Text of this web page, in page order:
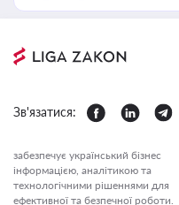
Зв'язатися:
забезпечує український бізнес
інформацією, аналітикою та
технологічними рішеннями для
ефективної та безпечної роботи.